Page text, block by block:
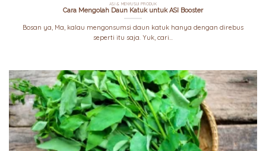
ASI & MENYUSUI PRODUK
Cara Mengolah Daun Katuk untuk ASI Booster
Bosan ya, Ma, kalau mengonsumsi daun katuk hanya dengan direbus
seperti itu saja. Yuk, cari...